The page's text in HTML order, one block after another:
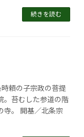
続きを読む
頼の子宗政の菩提
。​​苔むした参道の階
寺。 開基／北条宗